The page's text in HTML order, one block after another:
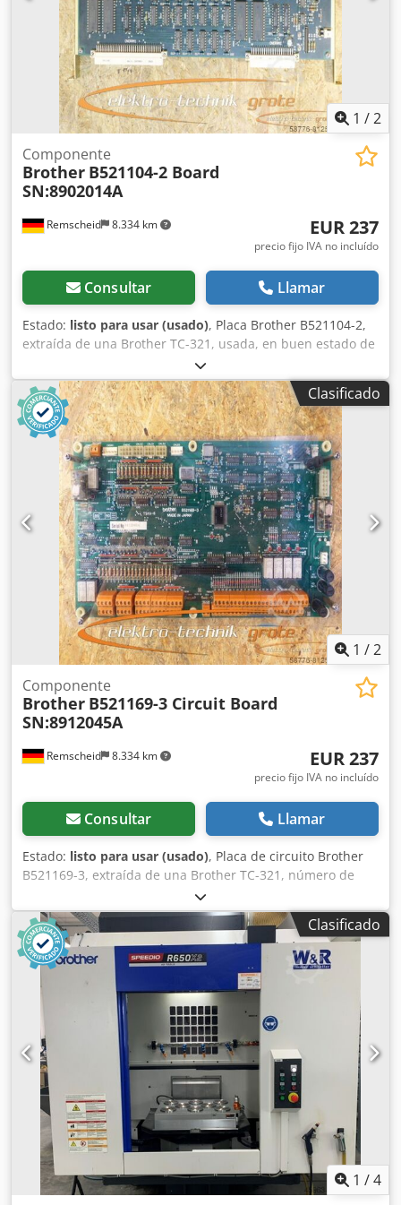
1 /2
Remscheid 8.334 km
Componente
Brother B521104-2 Board
SN:8902014A
EUR 237
precio fijo IVA no incluído
Consultar Llamar
Estado: listo para usar (usado), Placa Brother B521104-2,
extraída de una Brother TC-321, usada, en buen estado de
conservación, 100 % funcional. Cedei D Uk Hepfx Aa Eorf
Clasificado
1 /2
Remscheid 8.334 km
Componente
Brother B521169-3 Circuit Board
SN:8912045A
EUR 237
precio fijo IVA no incluído
Consultar Llamar
Estado: listo para usar (usado), Placa de circuito Brother
B521169-3, extraída de una Brother TC-321, número de
serie según la fotografía, usada, en buen estado de
conservación, 100 % funcional. Cedpfx Aji D Ulksa Eorf
Clasificado
1 /4